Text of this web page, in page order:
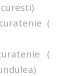
(
(